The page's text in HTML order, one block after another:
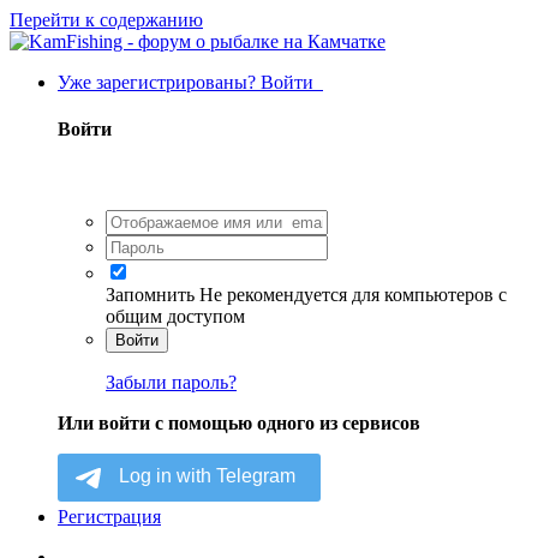
Перейти к содержанию
Уже зарегистрированы? Войти
Войти
Запомнить Не рекомендуется для компьютеров с
общим доступом
Войти
Забыли пароль?
Или войти с помощью одного из сервисов
Регистрация